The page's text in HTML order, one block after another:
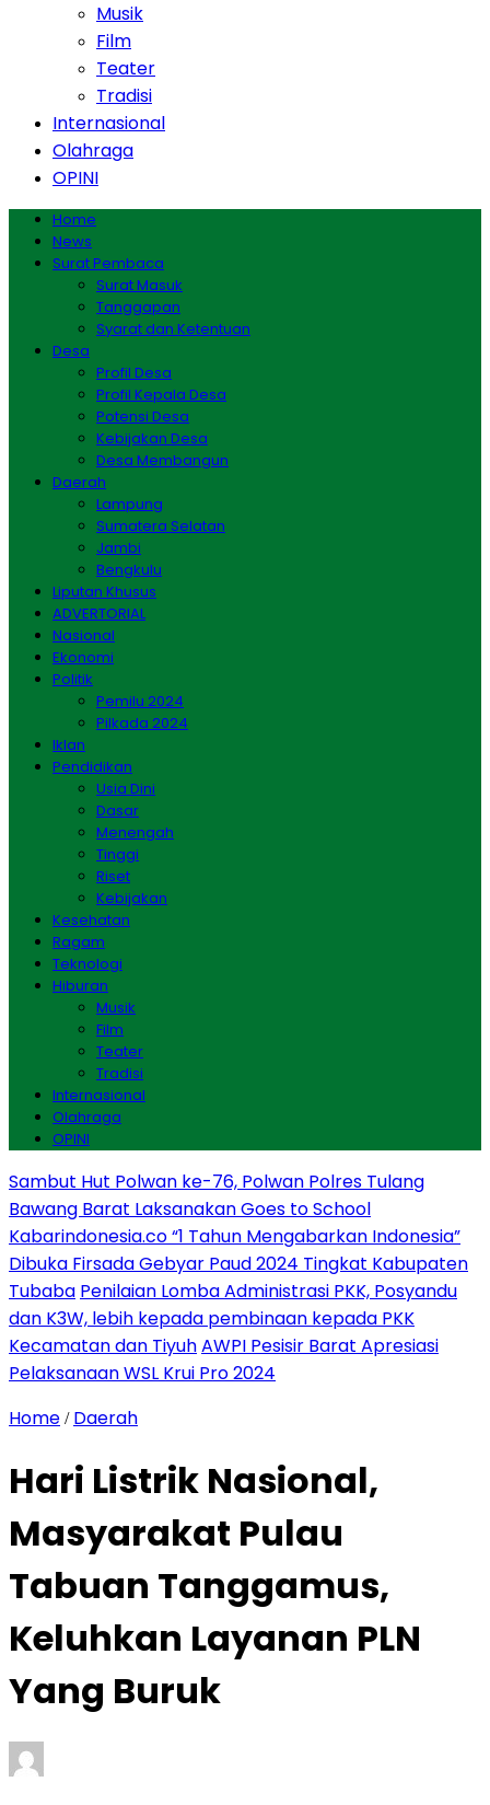
Musik
Film
Teater
Tradisi
Internasional
Olahraga
OPINI
Home
News
Surat Pembaca
Surat Masuk
Tanggapan
Syarat dan Ketentuan
Desa
Profil Desa
Profil Kepala Desa
Potensi Desa
Kebijakan Desa
Desa Membangun
Daerah
Lampung
Sumatera Selatan
Jambi
Bengkulu
Liputan Khusus
ADVERTORIAL
Nasional
Ekonomi
Politik
Pemilu 2024
Pilkada 2024
Iklan
Pendidikan
Usia Dini
Dasar
Menengah
Tinggi
Riset
Kebijakan
Kesehatan
Ragam
Teknologi
Hiburan
Musik
Film
Teater
Tradisi
Internasional
Olahraga
OPINI
Sambut Hut Polwan ke-76, Polwan Polres Tulang
Bawang Barat Laksanakan Goes to School
Kabarindonesia.co “1 Tahun Mengabarkan Indonesia”
Dibuka Firsada Gebyar Paud 2024 Tingkat Kabupaten
Tubaba Penilaian Lomba Administrasi PKK, Posyandu
dan K3W, lebih kepada pembinaan kepada PKK
Kecamatan dan TiyuhAWPI Pesisir Barat Apresiasi
Pelaksanaan WSL Krui Pro 2024
Home / Daerah
Hari Listrik Nasional,
Masyarakat Pulau
Tabuan Tanggamus,
Keluhkan Layanan PLN
Yang Buruk